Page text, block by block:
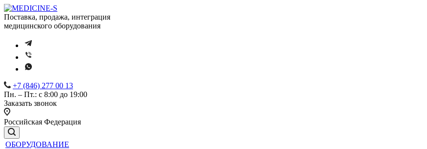
Поставка, продажа, интеграция
медицинского оборудования
+7 (846) 277 00 13
Пн. – Пт.: с 8:00 до 19:00
Заказать звонок
Российская Федерация
ОБОРУДОВАНИЕ